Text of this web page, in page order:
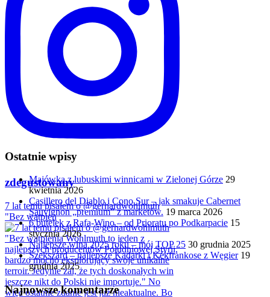
zdegustowany
7 lat temu pisałem o @gerhardwohlmuth
"Bez wątpien
Ostatnie wpisy
Majówka z lubuskimi winnicami w Zielonej Górze 29
kwietnia 2026
Casillero del Diablo i Cono Sur – jak smakuje Cabernet
Sauvignon „premium” z marketów. 19 marca 2026
6 butelek z Rafa-Wino – od Prioratu po Podkarpacie 15
stycznia 2026
Najlepsze wina 2025 roku – mój TOP 25 30 grudnia 2025
Szekszárd – najlepsze Kadarki i Kékfrankose z Węgier 19
grudnia 2025
Najnowsze komentarze